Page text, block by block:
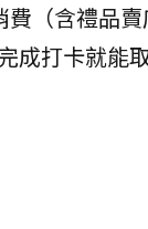
（含禮品
成打卡就能